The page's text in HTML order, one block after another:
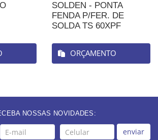
SOLDEN - PONTA
FENDA P/FER. DE
SOLDA TS 60XPF
ORÇAMENTO
NOSSAS NOVIDADES:
enviar